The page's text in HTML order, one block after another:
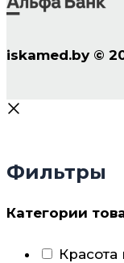
iskamed.by ©
Фильтры
Категории
Красота